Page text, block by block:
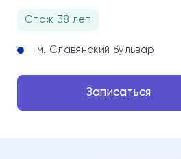
Стаж 38 лет
м. Славянский бульвар
Записаться